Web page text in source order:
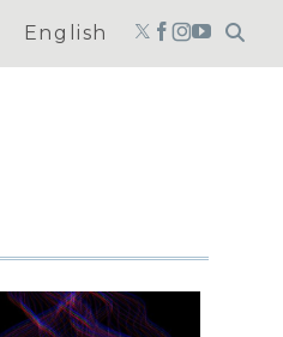
English